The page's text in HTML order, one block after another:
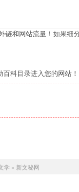
和网站流量！如果细
科目录进入您的网站！
学 » 新文秘网